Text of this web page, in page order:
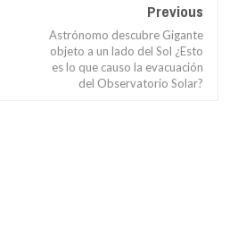
Previous
Astrónomo descubre Gigante
objeto a un lado del Sol ¿Esto
es lo que causo la evacuación
del Observatorio Solar?